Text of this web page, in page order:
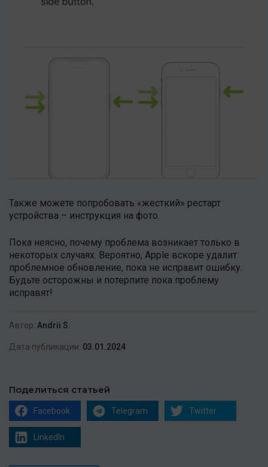
Также можете попробовать «жесткий» рестарт
устройства – инструкция на фото.
Пока неясно, почему проблема возникает только в
некоторых случаях. Вероятно, Apple вскоре удалит
проблемное обновление, пока не исправит ошибку.
Будьте осторожны и потерпите пока проблему
исправят!
Автор: Andrii S.
Дата публикации: 03.01.2024
Поделиться статьей
Facebook Telegram Twitter
LinkedIn